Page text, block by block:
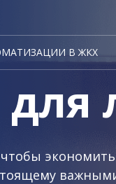
В ЖКХ
экономить